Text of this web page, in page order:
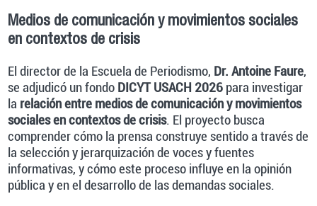
Medios de comunicación y movimientos sociales
en contextos de crisis
El director de la Escuela de Periodismo, Dr. Antoine Faure,
se adjudicó un fondo DICYT USACH 2026 para investigar
la relación entre medios de comunicación y movimientos
sociales en contextos de crisis. El proyecto busca
comprender cómo la prensa construye sentido a través de
la selección y jerarquización de voces y fuentes
informativas, y cómo este proceso influye en la opinión
pública y en el desarrollo de las demandas sociales.